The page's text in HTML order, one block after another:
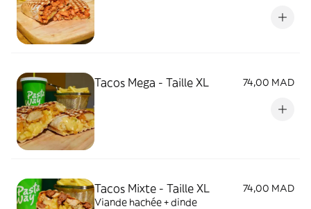
Tacos Mega - Taille XL 74,00 MAD
Tacos Mixte - Taille XL
74,00 MAD
Viande hachée + dinde